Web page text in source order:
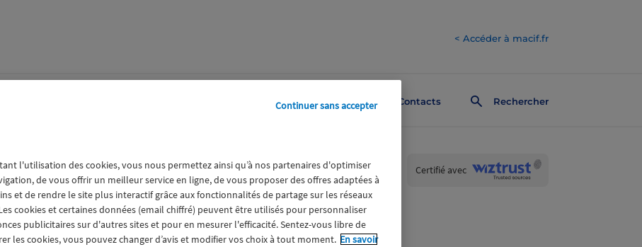
< Accéder à macif.fr
Contacts Rechercher
good_one Certifié avecWiztrust
trusted
l'utilisation des cookies, vous nous permettez ainsi qu’à nos partenaires d'optimiser
de vous offrir un meilleur service en ligne, de vous proposer des offres adaptées à
et de rendre le site plus interactif grâce aux fonctionnalités de partage sur les réseaux
cookies et certaines données (email chiffré) peuvent être utilisés pour personnaliser
publicitaires sur d'autres sites et pour en mesurer l'efficacité. Sentez-vous libre de
les cookies, vous pouvez changer d’avis et modifier vos choix à tout moment. En savoir
Continuer sans accepter